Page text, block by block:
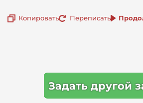
Копировать Переписать
Задать другой